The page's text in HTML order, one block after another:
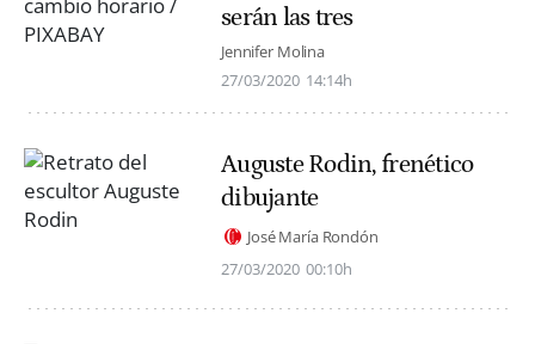
serán las tres
Jennifer Molina
27/03/2020 14:14h
Auguste Rodin, frenético
dibujante
José María Rondón
27/03/2020 00:10h